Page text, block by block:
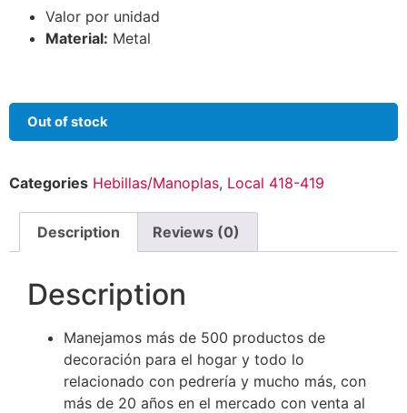
Valor por unidad
Material: Metal
Out of stock
Categories Hebillas/Manoplas, Local 418-419
Description Reviews (0)
Description
Manejamos más de 500 productos de
decoración para el hogar y todo lo
relacionado con pedrería y mucho más, con
más de 20 años en el mercado con venta al